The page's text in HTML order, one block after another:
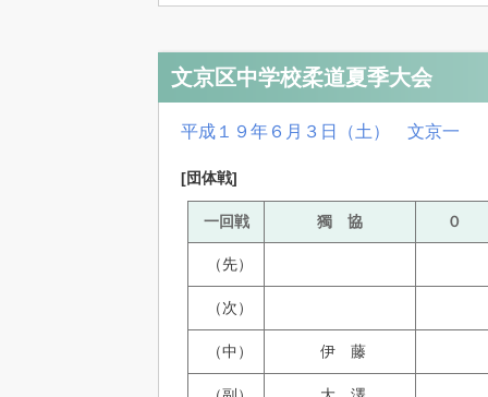
文京区中学校柔道夏季大会
平成１９年６月３日（土） 文京一
[団体戦]
一回戦 獨 協 ０
（先）
（次）
（中） 伊 藤